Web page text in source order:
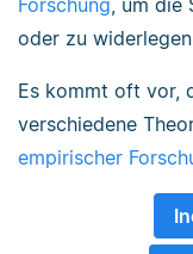
Forschung, um die
oder zu
Es kommt oft vor,
verschiedene
empirischer